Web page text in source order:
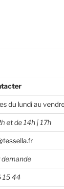
du lundi au
et de 14h | 17h
demande
15 44